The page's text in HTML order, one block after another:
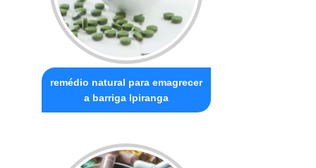
remédio natural para emagrecer
a barriga Ipiranga